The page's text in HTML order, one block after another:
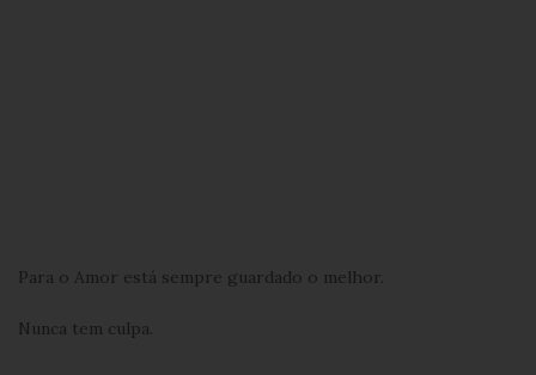
Para o Amor está sempre guardado o melhor.
Nunca tem culpa.